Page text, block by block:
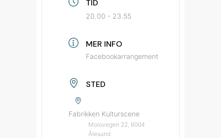
TID
20.00 - 23.55
MER INFO
Facebookarrangement
STED
Fabrikken Kulturscene
Molovegen 22, 6004
Ålesund